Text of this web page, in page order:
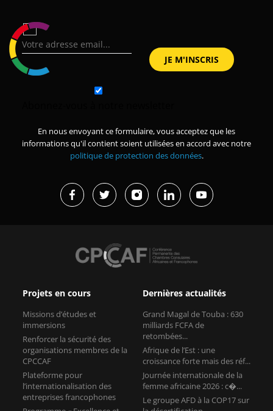
En nous envoyant ce formulaire, vous acceptez que les
informations qu'il contient soient utilisées en accord avec notre
politique de protection des données.
Projets en cours
Missions d’études et
immersions
Renforcer la sécurité des
organisations membres de la
CPCCAF
Plateforme pour
l’internationalisation des
entreprises francophones
Dernières actualités
Grand Magal de Touba : 630
milliards FCFA de
retombées...
Afrique de l’Est : une
croissance forte mais des réf...
Journée internationale de la
femme africaine 2026 : c�...
Le groupe AFD à la COP17 sur